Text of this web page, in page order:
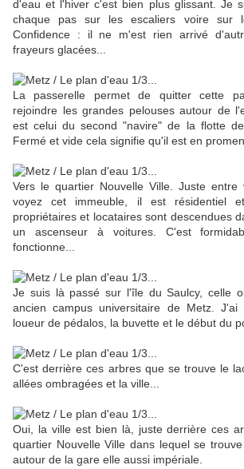
d'eau et l'hiver c'est bien plus glissant. Je
chaque pas sur les escaliers voire sur
Confidence : il ne m'est rien arrivé
frayeurs glacées...
La passerelle permet de quitter cette
rejoindre les grandes pelouses autour de
est celui du second "navire" de la flotte
Fermé et vide cela signifie qu'il est en
Vers le quartier Nouvelle Ville. Juste
voyez cet immeuble, il est résidentiel
propriétaires et locataires sont descendues
un ascenseur à voitures. C'est
fonctionne...
Je suis là passé sur l'île du Saulcy, celle
ancien campus universitaire de Metz.
loueur de pédalos, la buvette et le début du
C'est derrière ces arbres que se trouve le
allées ombragées et la ville...
Oui, la ville est bien là, juste derrière ces
quartier Nouvelle Ville dans lequel se
autour de la gare elle aussi impériale.